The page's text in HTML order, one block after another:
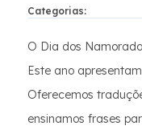
Categorias:
O Dia dos
Este ano
Oferecemos
ensinamos frases